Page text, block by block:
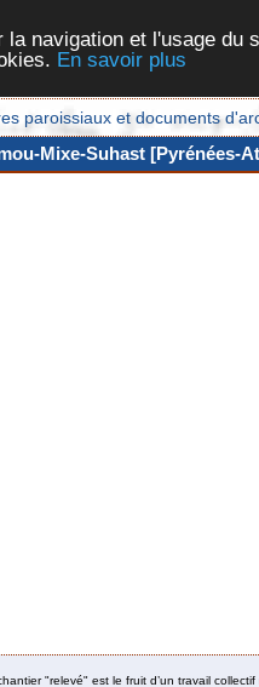
navigation et l'usage
En savoir plus
paroissiaux et documents
Mixe-Suhast [Pyrénées-
"relevé" est le fruit d’un travail